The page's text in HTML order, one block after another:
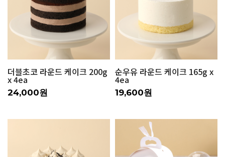
더블초코 라운드 케이크 200g
x 4ea
24,000원
순우유 라운드 케이크 165g x
4ea
19,600원